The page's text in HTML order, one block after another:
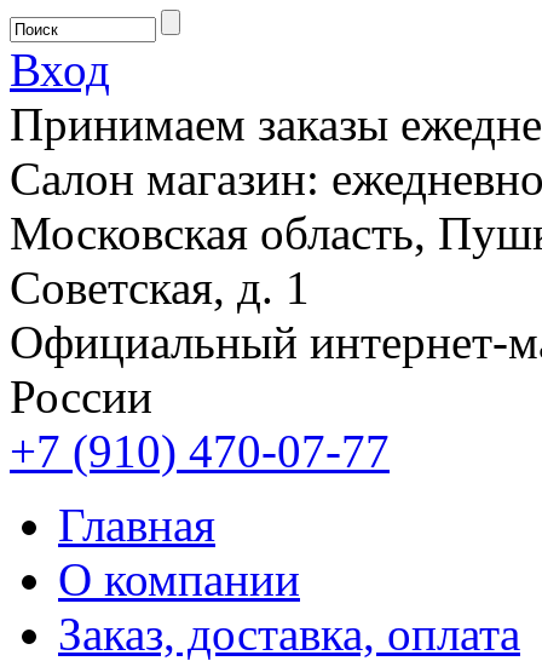
Вход
Принимаем заказы
Салон магазин:
Московская область,
Советская, д. 1
Официальный интернет-
России
+7 (910) 470-07-77
Главная
О компании
Заказ, доставка, оплата